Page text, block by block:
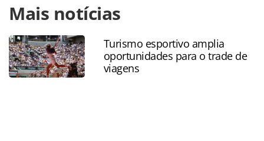
https://www.panrotas.com.br/100xbrasil/politica/2023/11/
cria-politica-nacional-para-incentivar-turismo-
rural_201270.html ou as ferramentas oferecidas na página.
Todo o conteúdo produzido pela PANROTAS Editora é
protegido pela legislação brasileira sobre direito autoral.
Não reproduza o conteúdo sem autorização da PANROTAS
Mais notícias
Turismo esportivo amplia
oportunidades para o trade de
viagens